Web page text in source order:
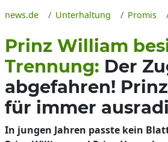
news.de Unterhaltung Promis
Prinz William
Trennung: Der
abgefahren!
für immer
In jungen Jahren passte kein